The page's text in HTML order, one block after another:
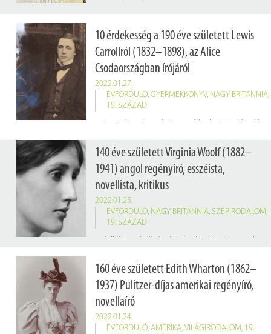
10 érdekesség a 190 éve született Lewis
Carrollról (1832–1898), az Alice
Csodaországban írójáról
2022.01.27.
ÉVFORDULÓ, GYERMEKKÖNYV, NAGY-BRITANNIA,
19. SZÁZAD
140 éve született Virginia Woolf (1882–
1941) angol regényíró, esszéista,
novellista, kritikus
2022.01.25.
ÉVFORDULÓ, NAGY-BRITANNIA, SZÉPIRODALOM,
19. SZÁZAD
160 éve született Edith Wharton (1862–
1937) Pulitzer-díjas amerikai regényíró,
novellaíró
2022.01.24.
ÉVFORDULÓ, AMERIKA, VILÁGIRODALOM, 19.